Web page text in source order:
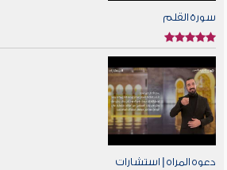
سورة القلم
دعوه المراه | استشارات